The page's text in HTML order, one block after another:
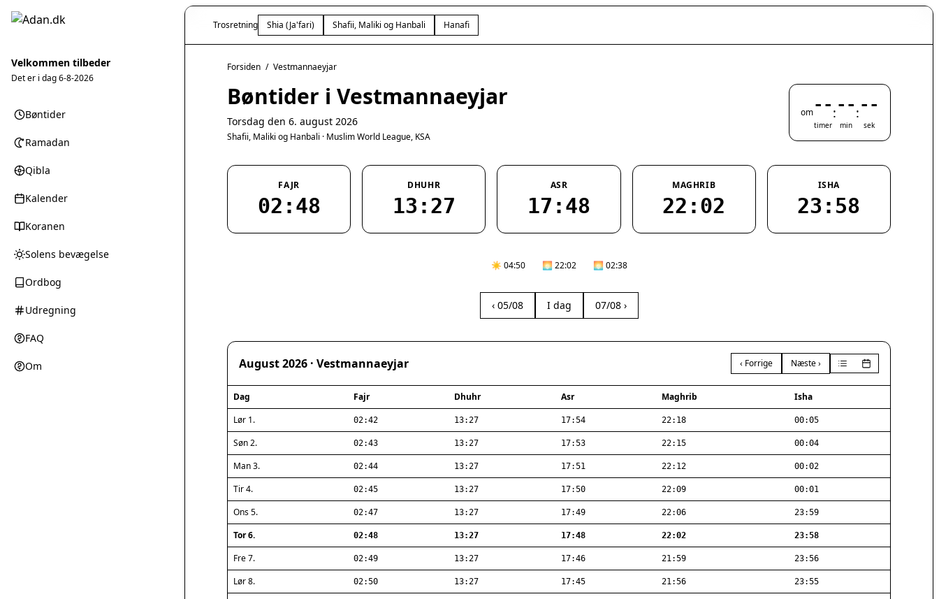
Velkommen tilbeder
Det er i dag6-8-2026
Bøntider
Ramadan
Qibla
Kalender
Koranen
Solens bevægelse
Ordbog
Udregning
FAQ
Om
Trosretning Shia (Ja'fari) Shafii, Maliki og Hanbali Hanafi
Forsiden / Vestmannaeyjar
Bøntider i Vestmannaeyjar
Torsdag den 6. august 2026
Shafii, Maliki og Hanbali · Muslim World League, KSA
om--
timer
:--
min
:--
sek
FAJR
02:48
DHUHR
13:27
ASR
17:48
MAGHRIB
22:02
ISHA
23:58
☀️ 04:50 🌅 22:02 🌅 02:38
‹ 05/08 I dag 07/08 ›
August 2026 · Vestmannaeyjar ‹ Forrige Næste ›
Dag Fajr Dhuhr Asr Maghrib
Isha
Lør 1.
02:42 13:27 17:54 22:18 00:05
Søn 2. 02:43 13:27 17:53 22:15 00:04
Man 3. 02:44 13:27 17:51 22:12 00:02
Tir 4. 02:45 13:27 17:50 22:09 00:01
Ons 5. 02:47 13:27 17:49 22:06 23:59
Tor 6. 02:48 13:27 17:48 22:02 23:58
Fre 7. 02:49 13:27 17:46 21:59 23:56
Lør 8. 02:50 13:27 17:45 21:56 23:55